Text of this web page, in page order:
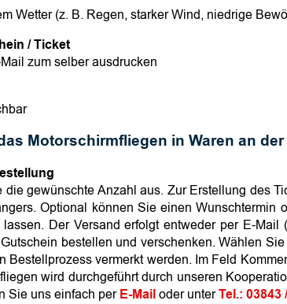
Wetter (z. B. Regen, starker Wind, niedrige
/ Ticket
zum selber ausdrucken
Motorschirmfliegen in Waren an
die gewünschte Anzahl aus. Zur Erstellung des
Optional können Sie einen
Der Versand erfolgt entweder per E-
bestellen und verschenken. Wählen
Bestellprozess vermerkt werden. Im Feld
wird durchgeführt durch unseren
Sie uns einfach perE-Mailoder unterTel.: 03843